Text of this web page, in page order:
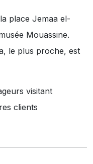
place Jemaa el-
Mouassine.
le plus proche, est
visitant
clients